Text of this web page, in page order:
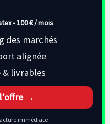
•100 € / mois
des marchés
alignée
& livrables
→
immédiate